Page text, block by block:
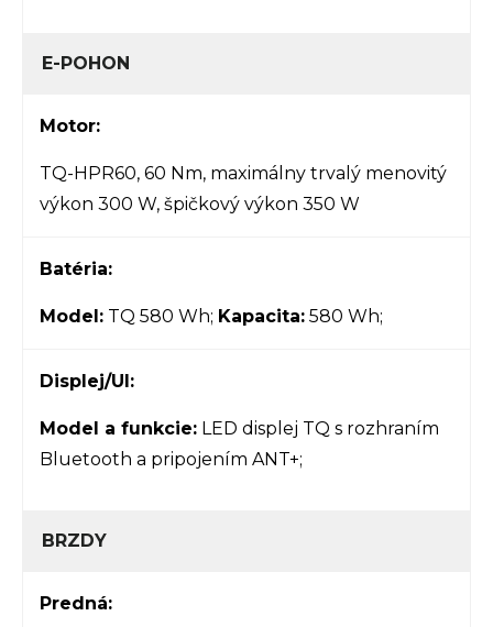
E-POHON
Motor:
TQ-HPR60, 60 Nm, maximálny trvalý menovitý
výkon 300 W, špičkový výkon 350 W
Batéria:
Model: TQ 580 Wh; Kapacita: 580 Wh;
Displej/UI:
Model a funkcie: LED displej TQ s rozhraním
Bluetooth a pripojením ANT+;
BRZDY
Predná: